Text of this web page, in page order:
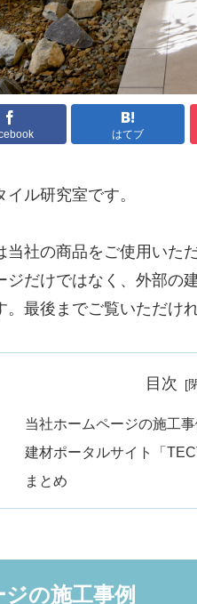
はてブ
ル研究室です。
当社の商品をご使用いた
だけではなく、外部の
最後までご覧いただけ
目次
当社ホームページの施工
建材ポータルサイト「
まとめ
の施工事例